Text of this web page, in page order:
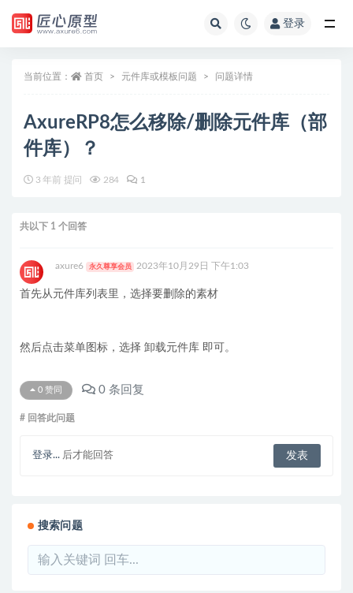
登录
当前位置： 首页 元件库或模板问题 问题详情
AxureRP8怎么移除/删除元件库（部
件库）？
3 年前 提问 284 1
共以下 1 个回答
axure6 永久尊享会员 2023年10月29日 下午1:03
首先从元件库列表里，选择要删除的素材
然后点击菜单图标，选择 卸载元件库 即可。
0 赞同 0 条回复
# 回答此问题
登录... 后才能回答
搜索问题